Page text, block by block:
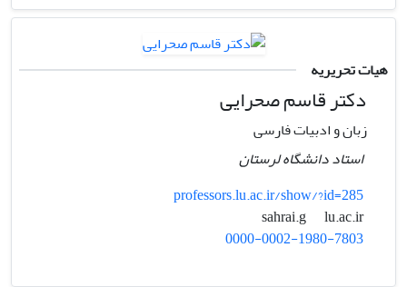
هیات تحریریه
دکتر قاسم صحرایی
زبان و ادبیات فارسی
استاد دانشگاه لرستان
professors.lu.ac.ir/show/?id=285
sahrai.g
lu.ac.ir
0000-0002-1980-7803